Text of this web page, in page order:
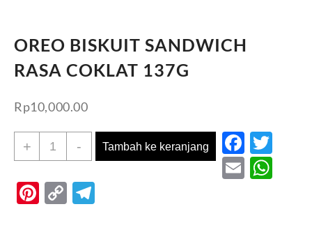
OREO BISKUIT SANDWICH
RASA COKLAT 137G
Rp10,000.00
+
Kuantitas
OREO
SANDWICH
- Tambah ke keranjang
Email
Pinterest
Copy